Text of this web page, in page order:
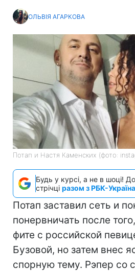
ОЛЬВІЯ АГАРКОВА
Потап и Настя Каменских (фото:
Будь у курсі, а не в шоці!
стрічці разом з РБК-
Потап заставил сеть и
понервничать после
фите с российской
Бузовой, но затем внес
спорную тему. Рэпер со